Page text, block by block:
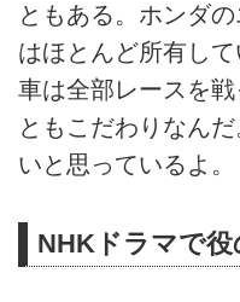
ともある。ホンダ
はほとんど所有し
車は全部レースを
ともこだわりなん
いと思っているよ。
NHKドラマで